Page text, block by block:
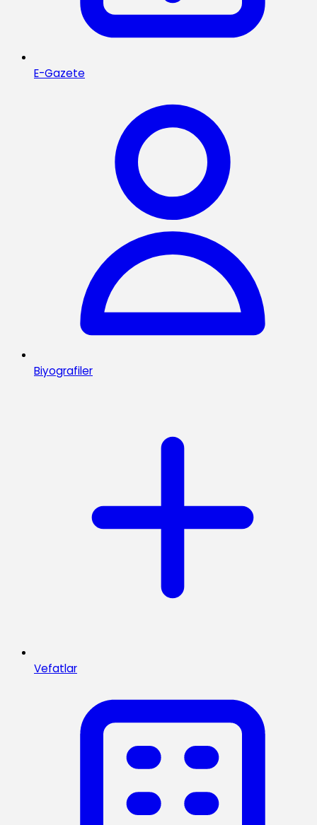
E-Gazete
Biyografiler
Vefatlar